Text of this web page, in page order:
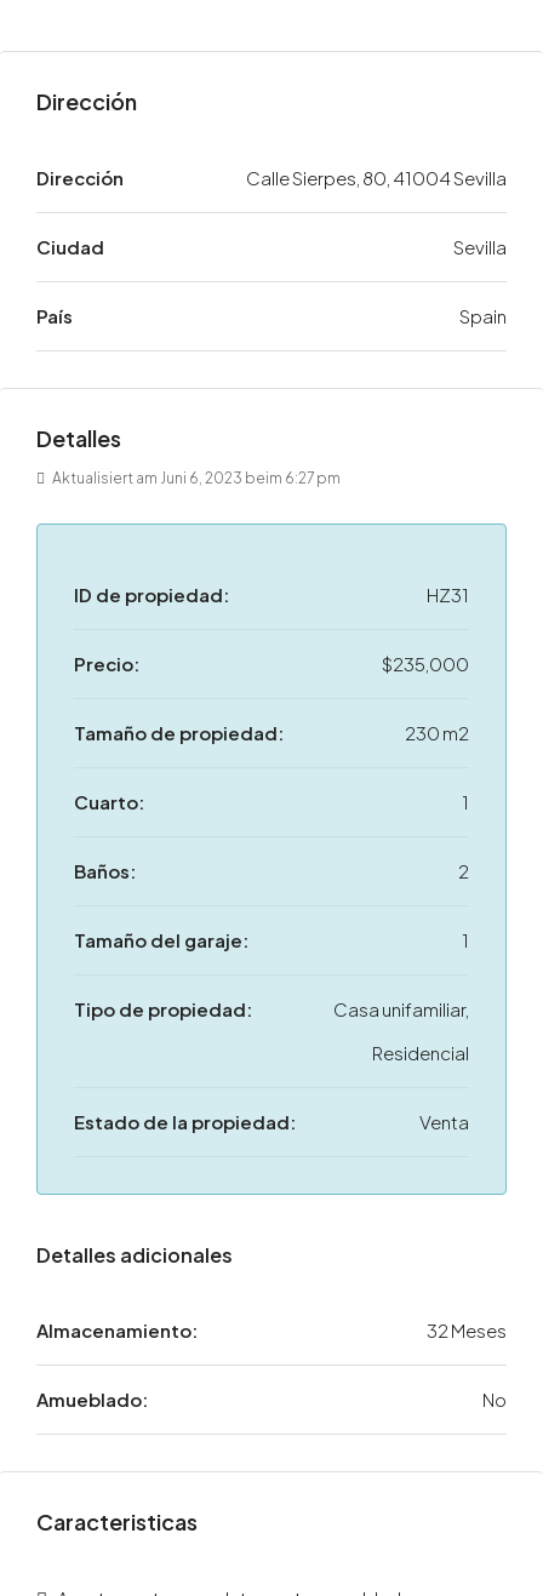
Dirección
Dirección Calle Sierpes, 80, 41004 Sevilla
Ciudad Sevilla
País Spain
Detalles
Aktualisiert am Juni 6, 2023 beim 6:27 pm
ID de propiedad: HZ31
Precio: $235,000
Tamaño de propiedad: 230 m2
Cuarto: 1
Baños: 2
Tamaño del garaje: 1
Tipo de propiedad:
Casa unifamiliar,
Residencial
Estado de la propiedad: Venta
Detalles adicionales
Almacenamiento: 32 Meses
Amueblado: No
Caracteristicas